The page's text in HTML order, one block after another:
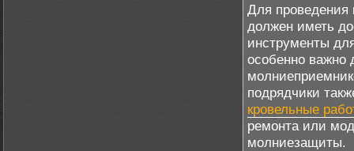
Для проведения
должен иметь
инструменты
особенно важно
подрядчики
кровельные
ремонта или
молниезащиты.